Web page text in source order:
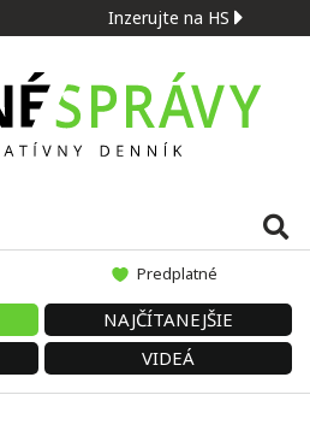
Inzerujte na HS
Predplatné
NAJČÍTANEJŠIE
VIDEÁ